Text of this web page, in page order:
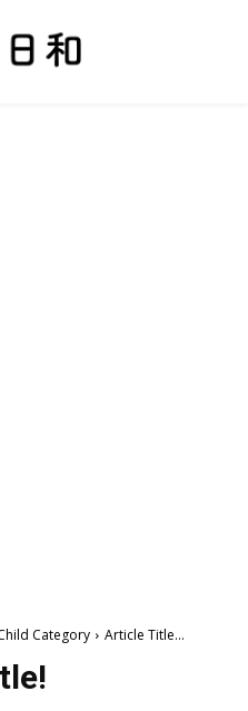
Category Article Title...